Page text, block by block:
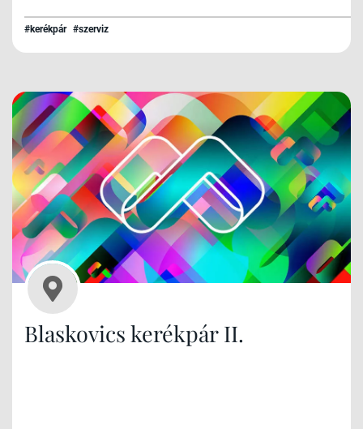
#kerékpár #szerviz
Blaskovics kerékpár II.